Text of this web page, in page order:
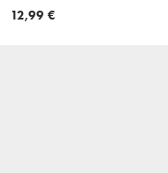
12,99 €